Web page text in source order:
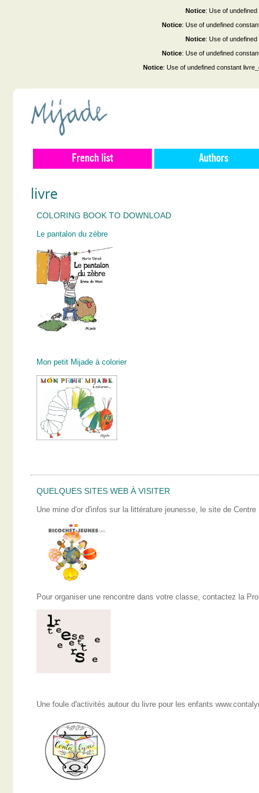
Notice: Use of
Notice: Use of undefined
Notice: Use of
Notice: Use of undefined
Notice: Use of undefined constant
French list Authors
livre
COLORING BOOK TO DOWNLOAD
Le pantalon du zèbre
Mon petit Mijade à colorier
QUELQUES SITES WEB À VISITER
Une mine d'or d'infos sur la littérature jeunesse, le site de
Pour organiser une rencontre dans votre classe, contactez la
Une foule d'activités autour du livre pour les enfants